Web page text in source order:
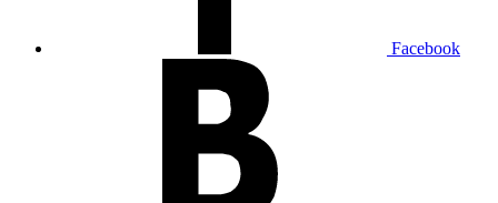
Facebook